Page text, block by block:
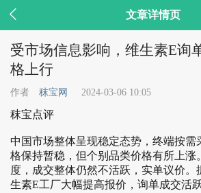
 文章详情页
受市场信息影响，维生素E询
格上行
作者 秣宝网 2024-03-06 10:05
秣宝点评
中国市场整体呈现稳定态势，终端按需
格保持暂稳，但个别品类价格有所上涨
度，成交整体仍然不活跃，实单议价。
生素E工厂大幅提高报价，询单成交活